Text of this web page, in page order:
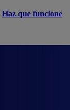
Haz que funcione